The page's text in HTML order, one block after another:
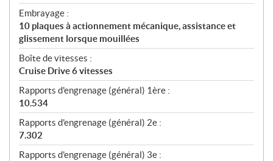
Embrayage :
10 plaques à actionnement mécanique, assistance et
glissement lorsque mouillées
Boîte de vitesses :
Cruise Drive 6 vitesses
Rapports d'engrenage (général) 1ère :
10.534
Rapports d'engrenage (général) 2e :
7.302
Rapports d'engrenage (général) 3e :